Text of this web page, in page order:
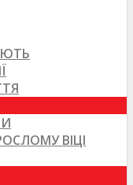
ВІЦІ